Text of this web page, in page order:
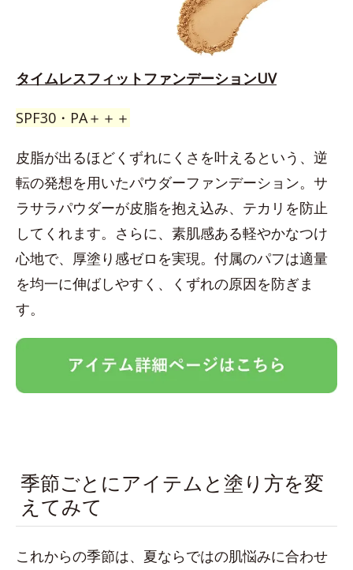
タイムレスフィットファンデーションUV
SPF30・PA＋＋＋
皮脂が出るほどくずれにくさを叶えるという、逆
転の発想を用いたパウダーファンデーション。サ
ラサラパウダーが皮脂を抱え込み、テカリを防止
してくれます。さらに、素肌感ある軽やかなつけ
心地で、厚塗り感ゼロを実現。付属のパフは適量
を均一に伸ばしやすく、くずれの原因を防ぎま
す。
季節ごとにアイテムと塗り方を変
えてみて
これからの季節は、夏ならではの肌悩みに合わせ